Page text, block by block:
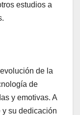
estudios a
de la
de
y emotivas. A
y su dedicación